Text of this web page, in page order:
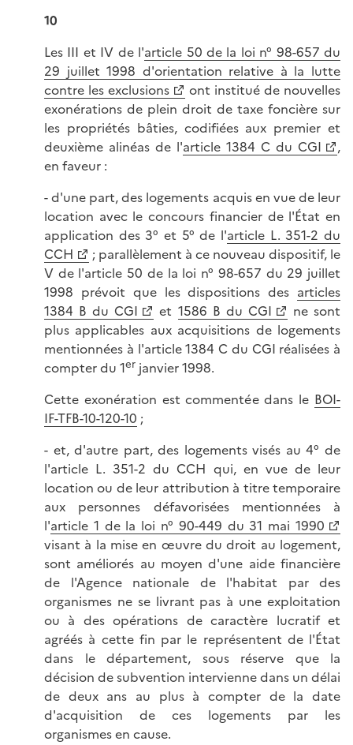
10
Les III et IV de l'article 50 de la loi n° 98-657 du
29 juillet 1998 d'orientation relative à la lutte
contre les exclusions
ont institué de nouvelles
exonérations de plein droit de taxe foncière sur
les propriétés bâties, codifiées aux premier et
deuxième alinéas de l'article 1384 C du CGI
,
en faveur :
- d'une part, des logements acquis en vue de leur
location avec le concours financier de l'État en
application des 3° et 5° de l'article L. 351-2 du
CCH
; parallèlement à ce nouveau dispositif, le
V de l'article 50 de la loi n° 98-657 du 29 juillet
1998 prévoit que les dispositions des articles
1384 B du CGI
et 1586 B du CGI
ne sont
plus applicables aux acquisitions de logements
mentionnées à l'article 1384 C du CGI réalisées à
compter du 1er janvier 1998.
Cette exonération est commentée dans le BOI-
IF-TFB-10-120-10 ;
- et, d'autre part, des logements visés au 4° de
l'article L. 351-2 du CCH qui, en vue de leur
location ou de leur attribution à titre temporaire
aux personnes défavorisées mentionnées à
l'article 1 de la loi n° 90-449 du 31 mai 1990
visant à la mise en œuvre du droit au logement,
sont améliorés au moyen d'une aide financière
de l'Agence nationale de l'habitat par des
organismes ne se livrant pas à une exploitation
ou à des opérations de caractère lucratif et
agréés à cette fin par le représentent de l'État
dans le département, sous réserve que la
décision de subvention intervienne dans un délai
de deux ans au plus à compter de la date
d'acquisition de ces logements par les
organismes en cause.